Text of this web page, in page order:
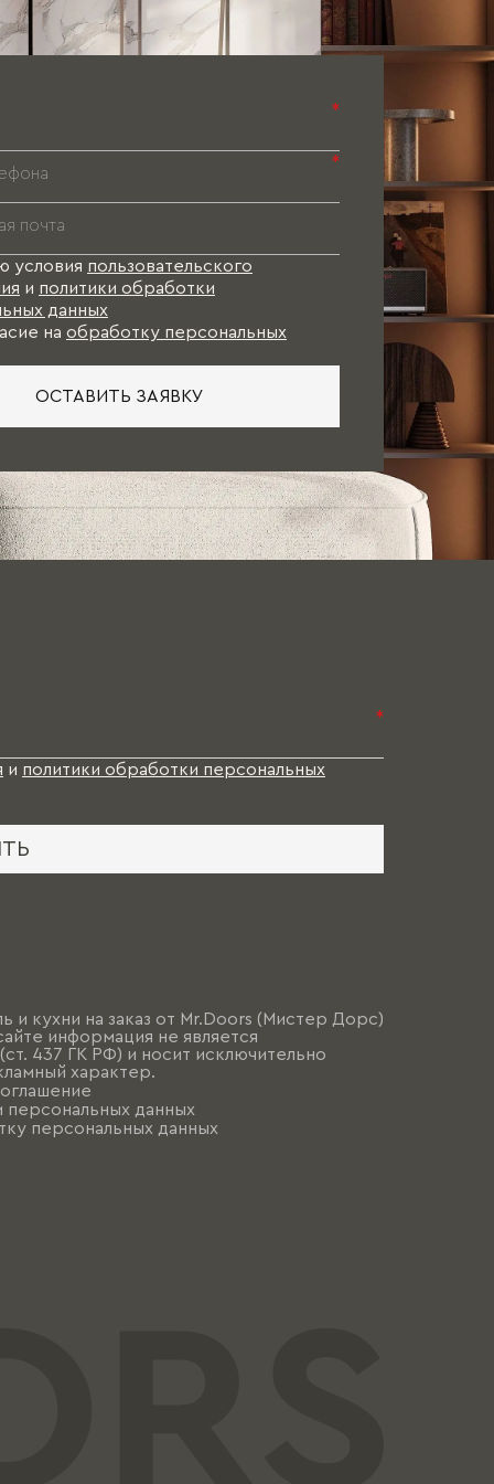
*
*
условия пользовательского
и политики обработки
данных
на обработку персональных
ОСТАВИТЬ ЗАЯВКУ
*
и политики обработки персональных
и кухни на заказ от Mr.Doors (Мистер Дорс)
информация не является
437 ГК РФ) и носит исключительно
характер.
персональных данных
персональных данных